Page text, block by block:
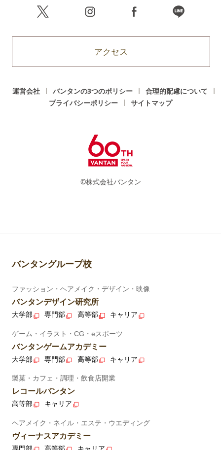
アクセス
運営会社 バンタンの3つのポリシー
合理的配慮について
プライバシーポリシー
サイトマップ
©株式会社バンタン
バンタングループ校
ファッション・ヘアメイク・デザイン・映像
バンタンデザイン研究所
大学部 専門部 高等部 キャリア
ゲーム・イラスト・CG・eスポーツ
バンタンゲームアカデミー
大学部 専門部 高等部 キャリア
製菓・カフェ・調理・飲食店開業
レコールバンタン
高等部 キャリア
ヘアメイク・ネイル・エステ・ウエディング
ヴィーナスアカデミー
専門部 高等部 キャリア